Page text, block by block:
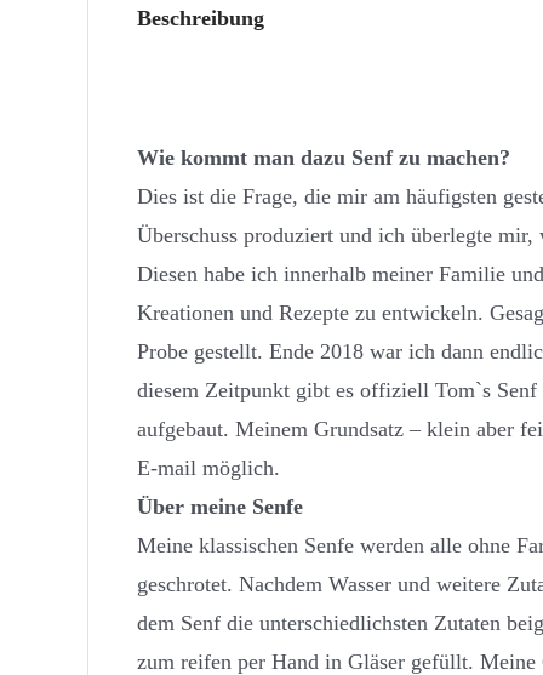
Beschreibung
Wie kommt man dazu Senf zu machen?
Dies ist die Frage, die mir am häufigsten
Überschuss produziert und ich überlegte
Diesen habe ich innerhalb meiner Familie
Kreationen und Rezepte zu entwickeln.
Probe gestellt. Ende 2018 war ich dann
diesem Zeitpunkt gibt es offiziell Tom`s
aufgebaut. Meinem Grundsatz – klein aber
E-mail möglich.
Über meine Senfe
Meine klassischen Senfe werden alle ohne
geschrotet. Nachdem Wasser und weitere
dem Senf die unterschiedlichsten Zutaten
zum reifen per Hand in Gläser gefüllt.